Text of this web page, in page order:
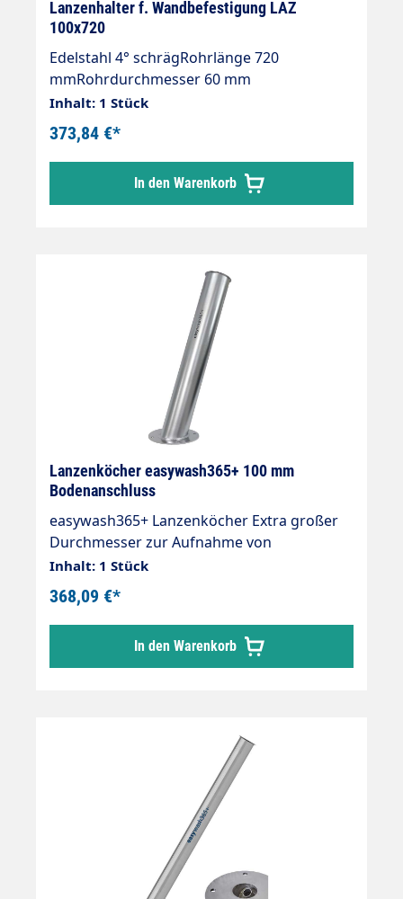
Lanzenhalter f. Wandbefestigung LAZ
100x720
Edelstahl 4° schrägRohrlänge 720
mmRohrdurchmesser 60 mm
Inhalt: 1 Stück
373,84 €*
In den Warenkorb
Lanzenköcher easywash365+ 100 mm
Bodenanschluss
easywash365+ Lanzenköcher Extra großer
Durchmesser zur Aufnahme von
Doppellanzen Köcher mit Abflussstutzen 20
mm. Rohrlänge 720 mm. Rohrdurchmesser
100 mm. Material Edelstahl.
Inhalt: 1 Stück
368,09 €*
In den Warenkorb